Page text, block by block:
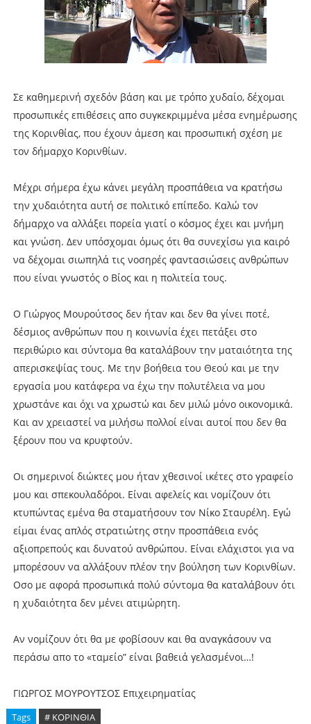
Σε καθημερινή σχεδόν βάση και με τρόπο χυδαίο, δέχομαι
προσωπικές επιθέσεις απο συγκεκριμμένα μέσα ενημέρωσης
της Κορινθίας, που έχουν άμεση και προσωπική σχέση με
τον δήμαρχο Κορινθίων.
Μέχρι σήμερα έχω κάνει μεγάλη προσπάθεια να κρατήσω
την χυδαιότητα αυτή σε πολιτικό επίπεδο. Καλώ τον
δήμαρχο να αλλάξει πορεία γιατί ο κόσμος έχει και μνήμη
και γνώση. Δεν υπόσχομαι όμως ότι θα συνεχίσω για καιρό
να δέχομαι σιωπηλά τις νοσηρές φαντασιώσεις ανθρώπων
που είναι γνωστός ο Βίος και η πολιτεία τους.
Ο Γιώργος Μουρούτσος δεν ήταν και δεν θα γίνει ποτέ,
δέσμιος ανθρώπων που η κοινωνία έχει πετάξει στο
περιθώριο και σύντομα θα καταλάβουν την ματαιότητα της
απερισκεψίας τους. Με την βοήθεια του Θεού και με την
εργασία μου κατάφερα να έχω την πολυτέλεια να μου
χρωστάνε και όχι να χρωστώ και δεν μιλώ μόνο οικονομικά.
Και αν χρειαστεί να μιλήσω πολλοί είναι αυτοί που δεν θα
ξέρουν που να κρυφτούν.
Οι σημερινοί διώκτες μου ήταν χθεσινοί ικέτες στο γραφείο
μου και σπεκουλαδόροι. Είναι αφελείς και νομίζουν ότι
κτυπώντας εμένα θα σταματήσουν τον Νίκο Σταυρέλη. Εγώ
είμαι ένας απλός στρατιώτης στην προσπάθεια ενός
αξιοπρεπούς και δυνατού ανθρώπου. Είναι ελάχιστοι για να
μπορέσουν να αλλάξουν πλέον την βούληση των Κορινθίων.
Οσο με αφορά προσωπικά πολύ σύντομα θα καταλάβουν ότι
η χυδαιότητα δεν μένει ατιμώρητη.
Αν νομίζουν ότι θα με φοβίσουν και θα αναγκάσουν να
περάσω απο το «ταμείο” είναι βαθειά γελασμένοι…!
ΓΙΩΡΓΟΣ ΜΟΥΡΟΥΤΣΟΣ Επιχειρηματίας
Tags # ΚΟΡΙΝΘΙΑ